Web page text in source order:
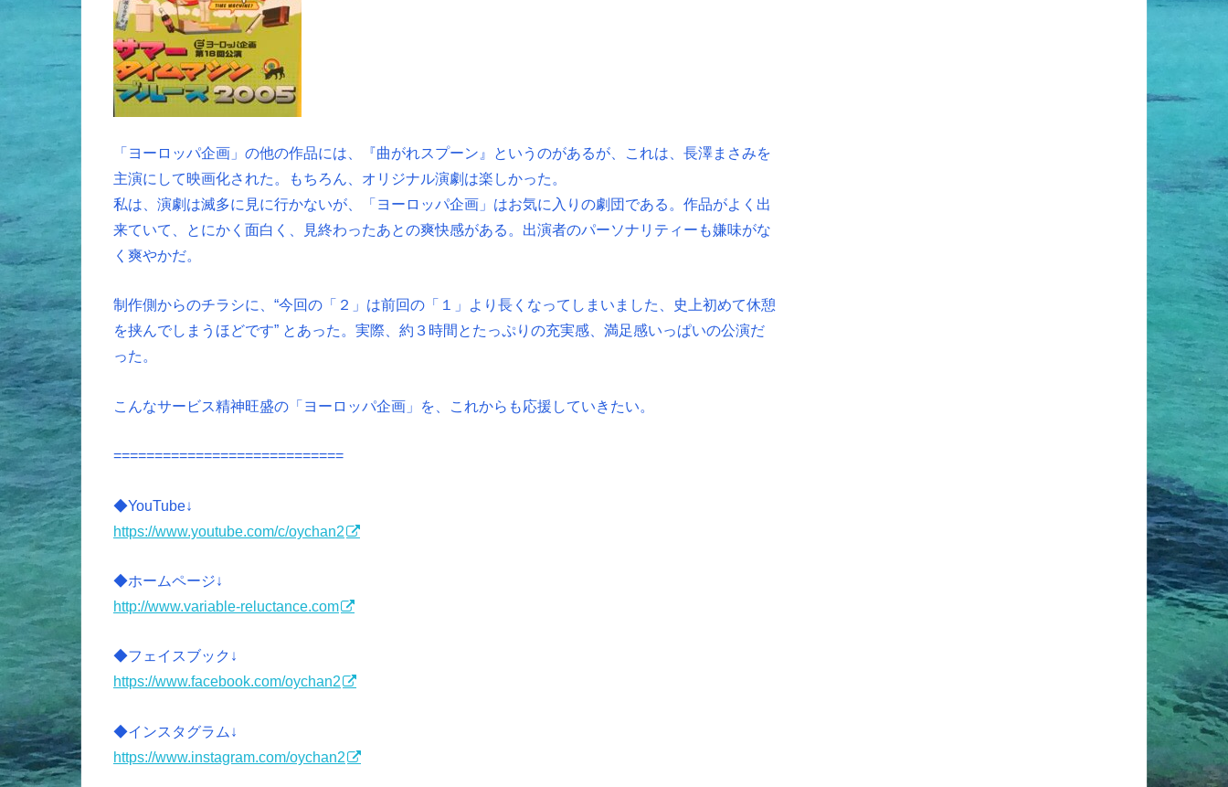
「ヨーロッパ企画」の他の作品には、『曲がれスプーン』というのがあるが、これは、長澤まさみを
主演にして映画化された。もちろん、オリジナル演劇は楽しかった。
私は、演劇は滅多に見に行かないが、「ヨーロッパ企画」はお気に入りの劇団である。作品がよく出
来ていて、とにかく面白く、見終わったあとの爽快感がある。出演者のパーソナリティーも嫌味がな
く爽やかだ。
制作側からのチラシに、“今回の「２」は前回の「１」より長くなってしまいました、史上初めて休憩
を挟んでしまうほどです” とあった。実際、約３時間とたっぷりの充実感、満足感いっぱいの公演だ
った。
こんなサービス精神旺盛の「ヨーロッパ企画」を、これからも応援していきたい。
============================
◆YouTube↓
https://www.youtube.com/c/oychan2
◆ホームページ↓
http://www.variable-reluctance.com
◆フェイスブック↓
https://www.facebook.com/oychan2
◆インスタグラム↓
https://www.instagram.com/oychan2